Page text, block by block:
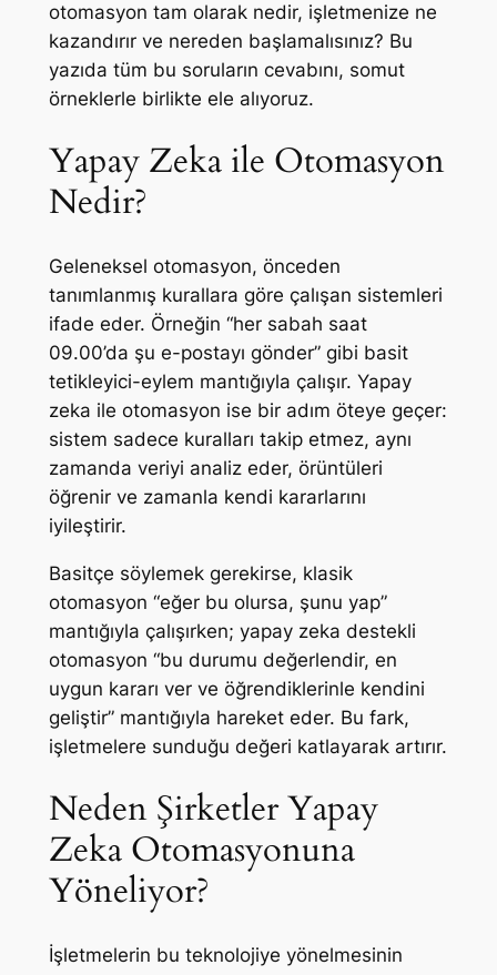
otomasyon tam olarak nedir, işletmenize ne
kazandırır ve nereden başlamalısınız? Bu
yazıda tüm bu soruların cevabını, somut
örneklerle birlikte ele alıyoruz.
Yapay Zeka ile Otomasyon
Nedir?
Geleneksel otomasyon, önceden
tanımlanmış kurallara göre çalışan sistemleri
ifade eder. Örneğin “her sabah saat
09.00’da şu e-postayı gönder” gibi basit
tetikleyici-eylem mantığıyla çalışır. Yapay
zeka ile otomasyon ise bir adım öteye geçer:
sistem sadece kuralları takip etmez, aynı
zamanda veriyi analiz eder, örüntüleri
öğrenir ve zamanla kendi kararlarını
iyileştirir.
Basitçe söylemek gerekirse, klasik
otomasyon “eğer bu olursa, şunu yap”
mantığıyla çalışırken; yapay zeka destekli
otomasyon “bu durumu değerlendir, en
uygun kararı ver ve öğrendiklerinle kendini
geliştir” mantığıyla hareket eder. Bu fark,
işletmelere sunduğu değeri katlayarak artırır.
Neden Şirketler Yapay
Zeka Otomasyonuna
Yöneliyor?
İşletmelerin bu teknolojiye yönelmesinin